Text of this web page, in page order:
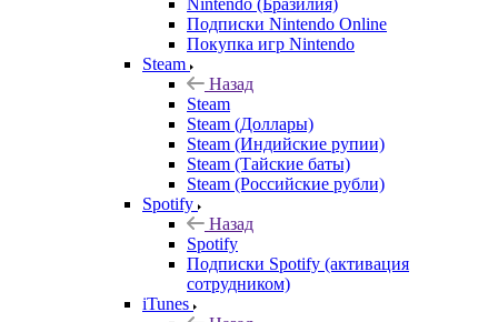
Nintendo (Бразилия)
Подписки Nintendo Online
Покупка игр Nintendo
Steam
Назад
Steam
Steam (Доллары)
Steam (Индийские рупии)
Steam (Тайские баты)
Steam (Российские рубли)
Spotify
Назад
Spotify
Подписки Spotify (активация
сотрудником)
iTunes